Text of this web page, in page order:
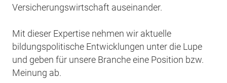
Versicherungswirtschaft auseinander.
Mit dieser Expertise nehmen wir aktuelle
bildungspolitische Entwicklungen unter die Lupe
und geben für unsere Branche eine Position bzw.
Meinung ab.